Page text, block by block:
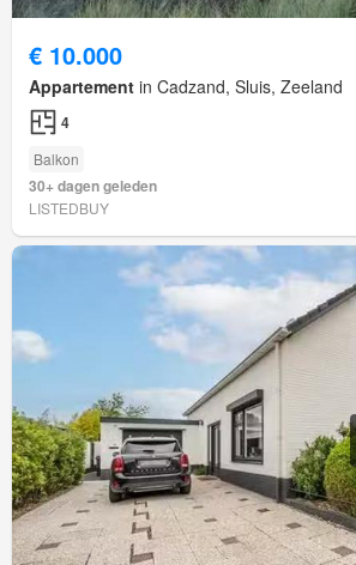
€ 10.000
Appartement in Cadzand, Sluis, Zeeland
4
Balkon
30+ dagen geleden
LISTEDBUY